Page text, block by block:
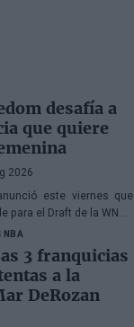
desafía a
que quiere
2026
este viernes que
para el Draft de la WNBA
NBA
3 franquicias
a la
DeRozan